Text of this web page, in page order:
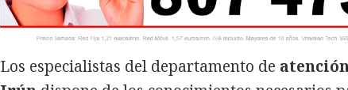
Los especialistas del departamento de